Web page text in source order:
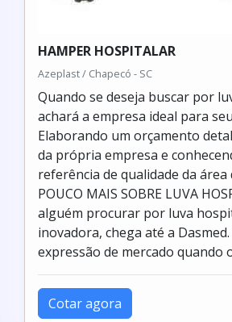
HAMPER HOSPITALAR
Azeplast / Chapecó - SC
Quando se deseja buscar por
achará a empresa ideal para
Elaborando um orçamento
da própria empresa e
referência de qualidade da área
POUCO MAIS SOBRE LUVA
alguém procurar por luva
inovadora, chega até a
expressão de mercado quando
Cotar agora